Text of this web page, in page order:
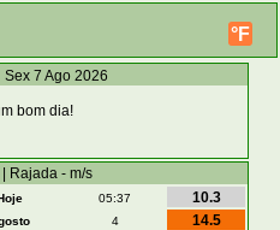
°F
Sex 7 Ago 2026
bom dia!
| Rajada - m/s
05:37
10.3
4
14.5